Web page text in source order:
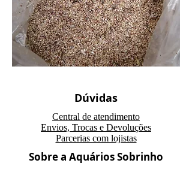
Dúvidas
Central de atendimento
Envios, Trocas e Devoluções
Parcerias com lojistas
Sobre a Aquários Sobrinho